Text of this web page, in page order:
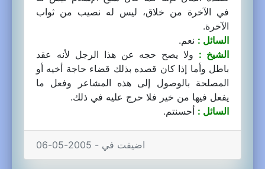
في الآخرة من خلاق، ليس له نصيب من ثواب
الآخرة.
السائل : نعم.
الشيخ : ولا يصح حجه عن هذا الرجل لأنه عقد
باطل وأما إذا كان قصده بذلك قضاء حاجة أخيه أو
المصلحة بالوصول إلى هذه المشاعر وفعل ما
يفعل فيها من خير فلا حرج عليه في ذلك.
السائل : أحسنتم.
اضيفت في - 2005-05-06